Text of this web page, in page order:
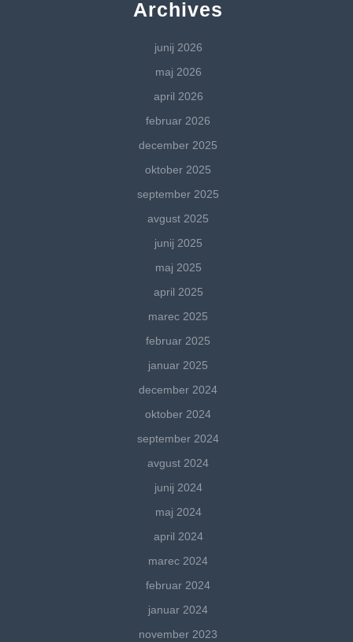
Archives
junij 2026
maj 2026
april 2026
februar 2026
december 2025
oktober 2025
september 2025
avgust 2025
junij 2025
maj 2025
april 2025
marec 2025
februar 2025
januar 2025
december 2024
oktober 2024
september 2024
avgust 2024
junij 2024
maj 2024
april 2024
marec 2024
februar 2024
januar 2024
november 2023